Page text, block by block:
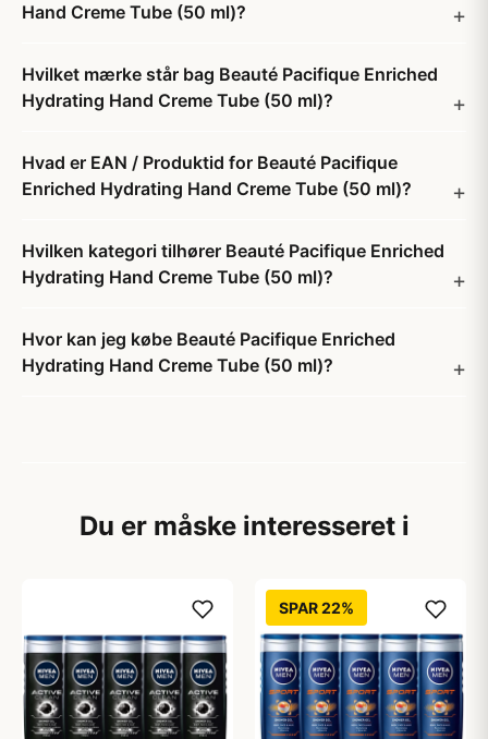
Hand Creme Tube (50 ml)?
Hvilket mærke står bag Beauté Pacifique Enriched
Hydrating Hand Creme Tube (50 ml)?
Hvad er EAN / Produktid for Beauté Pacifique
Enriched Hydrating Hand Creme Tube (50 ml)?
Hvilken kategori tilhører Beauté Pacifique Enriched
Hydrating Hand Creme Tube (50 ml)?
Hvor kan jeg købe Beauté Pacifique Enriched
Hydrating Hand Creme Tube (50 ml)?
Du er måske interesseret i
SPAR 22%